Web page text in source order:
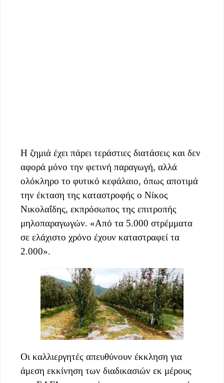
Η ζημιά έχει πάρει τεράστιες διατάσεις και δεν
αφορά μόνο την φετινή παραγωγή, αλλά
ολόκληρο το φυτικό κεφάλαιο, όπως αποτιμά
την έκταση της καταστροφής ο Νίκος
Νικολαΐδης, εκπρόσωπος της επιτροπής
μηλοπαραγωγών. «Από τα 5.000 στρέμματα
σε ελάχιστο χρόνο έχουν καταστραφεί τα
2.000».
Οι καλλιεργητές απευθύνουν έκκληση για
άμεση εκκίνηση των διαδικασιών εκ μέρους